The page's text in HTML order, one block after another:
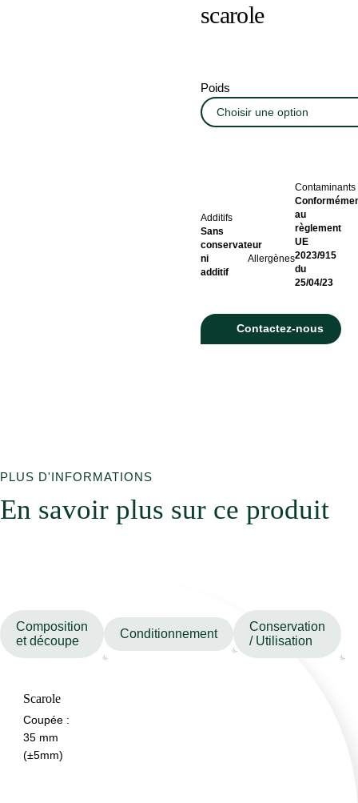
scarole
Poids
Additifs
Sans
conservateur
ni
additif
Allergènes
Contaminants
au
règlement
UE
2023/915
du
25/04/23
Contactez-nous
PLUS D'INFORMATIONS
En savoir plus sur ce produit
Composition
et découpe
Conditionnement
Conservation
/ Utilisation
Scarole
Coupée :
35 mm
(±5mm)